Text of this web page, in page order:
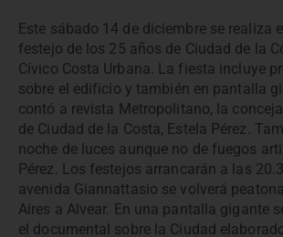
Este sábado 14 de diciembre se realiza
festejo de los 25 años de Ciudad de la
Cívico Costa Urbana. La fiesta incluye
sobre el edificio y también en pantalla
contó a revista Metropolitano, la
de Ciudad de la Costa, Estela Pérez.
noche de luces aunque no de fuegos
Pérez. Los festejos arrancarán a las
avenida Giannattasio se volverá
Aires a Alvear. En una pantalla gigante
el documental sobre la Ciudad